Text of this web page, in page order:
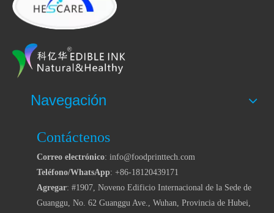
Navegación
Contáctenos
Correo electrónico: info@foodprinttech.com
Teléfono/WhatsApp: +86-18120439171
Agregar: #1907, Noveno Edificio Internacional de la Sede de
Guanggu, No. 62 Guanggu Ave., Wuhan, Provincia de Hubei,